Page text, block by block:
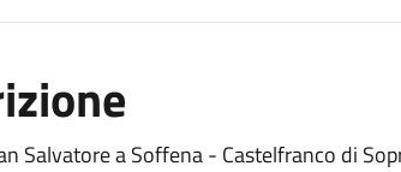
Salvatore a Soffena - Castelfranco di